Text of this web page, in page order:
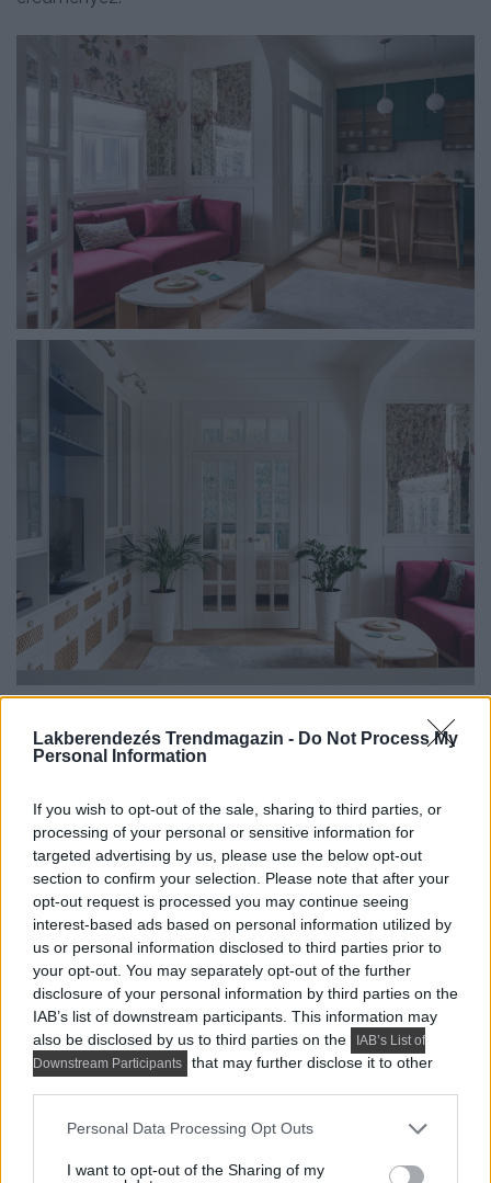
Lakberendezés Trendmagazin - Do Not Process My
Personal Information
If you wish to opt-out of the sale, sharing to third parties, or
processing of your personal or sensitive information for
targeted advertising by us, please use the below opt-out
section to confirm your selection. Please note that after your
opt-out request is processed you may continue seeing
interest-based ads based on personal information utilized by
us or personal information disclosed to third parties prior to
your opt-out. You may separately opt-out of the further
disclosure of your personal information by third parties on the
IAB’s list of downstream participants. This information may
also be disclosed by us to third parties on the
IAB’s List of
Downstream Participants
that may further disclose it to other
Please note that this website/app uses one or more Google
not limited to your visit or usage behaviour. You may click to
Personal Data Processing Opt Outs
I want to opt-out of the Sharing of my
A hálószoba hangulatát egy kert látványa ihlette: az
akvarell falfestés impresszionista festményeket idéz, a
asztali lámpák pedig ritka virágokra hasonlítanak,
kiegészítve a kompozíciót.